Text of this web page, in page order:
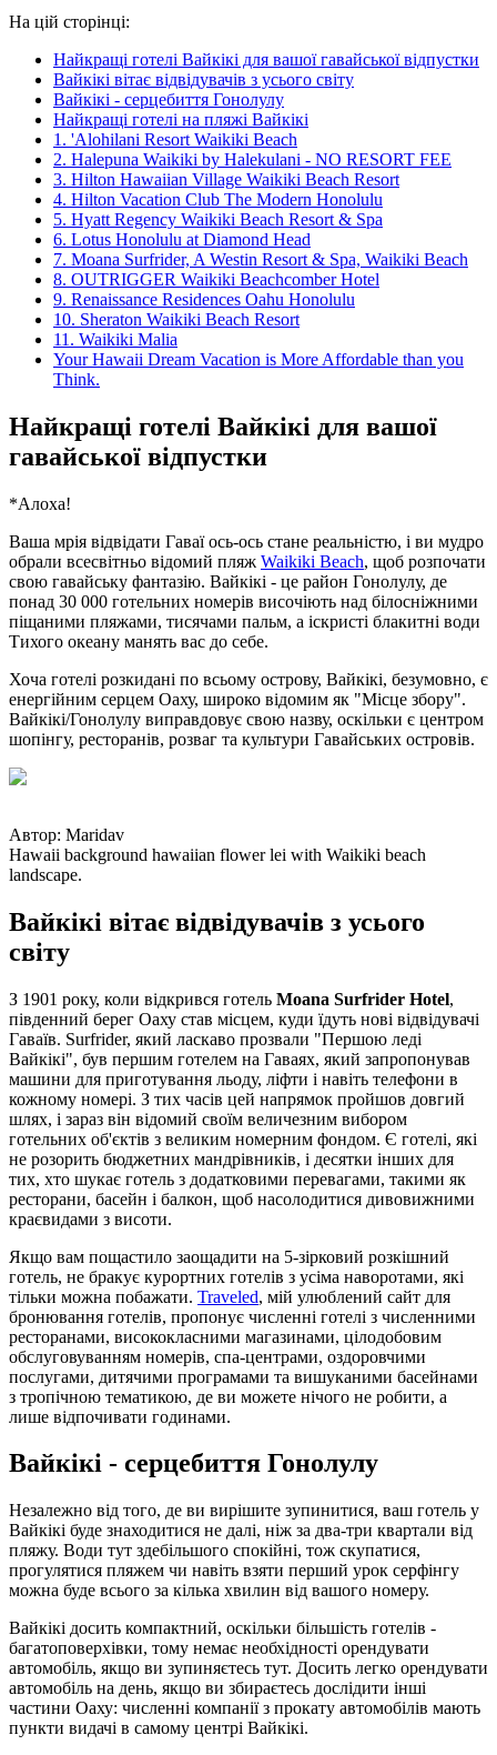
На цій сторінці:
Найкращі готелі Вайкікі для вашої гавайської відпустки
Вайкікі вітає відвідувачів з усього світу
Вайкікі - серцебиття Гонолулу
Найкращі готелі на пляжі Вайкікі
1. 'Alohilani Resort Waikiki Beach
2. Halepuna Waikiki by Halekulani - NO RESORT FEE
3. Hilton Hawaiian Village Waikiki Beach Resort
4. Hilton Vacation Club The Modern Honolulu
5. Hyatt Regency Waikiki Beach Resort & Spa
6. Lotus Honolulu at Diamond Head
7. Moana Surfrider, A Westin Resort & Spa, Waikiki Beach
8. OUTRIGGER Waikiki Beachcomber Hotel
9. Renaissance Residences Oahu Honolulu
10. Sheraton Waikiki Beach Resort
11. Waikiki Malia
Your Hawaii Dream Vacation is More Affordable than you
Think.
Найкращі готелі Вайкікі для вашої
гавайської відпустки
*Алоха!
Ваша мрія відвідати Гаваї ось-ось стане реальністю, і ви мудро
обрали всесвітньо відомий пляж Waikiki Beach, щоб розпочати
свою гавайську фантазію. Вайкікі - це район Гонолулу, де
понад 30 000 готельних номерів височіють над білосніжними
піщаними пляжами, тисячами пальм, а іскристі блакитні води
Тихого океану манять вас до себе.
Хоча готелі розкидані по всьому острову, Вайкікі, безумовно, є
енергійним серцем Оаху, широко відомим як "Місце збору".
Вайкікі/Гонолулу виправдовує свою назву, оскільки є центром
шопінгу, ресторанів, розваг та культури Гавайських островів.
Автор: Maridav
Hawaii background hawaiian flower lei with Waikiki beach
landscape.
Вайкікі вітає відвідувачів з усього
світу
З 1901 року, коли відкрився готель Moana Surfrider Hotel,
південний берег Оаху став місцем, куди їдуть нові відвідувачі
Гаваїв. Surfrider, який ласкаво прозвали "Першою леді
Вайкікі", був першим готелем на Гаваях, який запропонував
машини для приготування льоду, ліфти і навіть телефони в
кожному номері. З тих часів цей напрямок пройшов довгий
шлях, і зараз він відомий своїм величезним вибором
готельних об'єктів з великим номерним фондом. Є готелі, які
не розорить бюджетних мандрівників, і десятки інших для
тих, хто шукає готель з додатковими перевагами, такими як
ресторани, басейн і балкон, щоб насолодитися дивовижними
краєвидами з висоти.
Якщо вам пощастило заощадити на 5-зірковий розкішний
готель, не бракує курортних готелів з усіма наворотами, які
тільки можна побажати. Traveled, мій улюблений сайт для
бронювання готелів, пропонує численні готелі з численними
ресторанами, висококласними магазинами, цілодобовим
обслуговуванням номерів, спа-центрами, оздоровчими
послугами, дитячими програмами та вишуканими басейнами
з тропічною тематикою, де ви можете нічого не робити, а
лише відпочивати годинами.
Вайкікі - серцебиття Гонолулу
Незалежно від того, де ви вирішите зупинитися, ваш готель у
Вайкікі буде знаходитися не далі, ніж за два-три квартали від
пляжу. Води тут здебільшого спокійні, тож скупатися,
прогулятися пляжем чи навіть взяти перший урок серфінгу
можна буде всього за кілька хвилин від вашого номеру.
Вайкікі досить компактний, оскільки більшість готелів -
багатоповерхівки, тому немає необхідності орендувати
автомобіль, якщо ви зупиняєтесь тут. Досить легко орендувати
автомобіль на день, якщо ви збираєтесь дослідити інші
частини Оаху: численні компанії з прокату автомобілів мають
пункти видачі в самому центрі Вайкікі.